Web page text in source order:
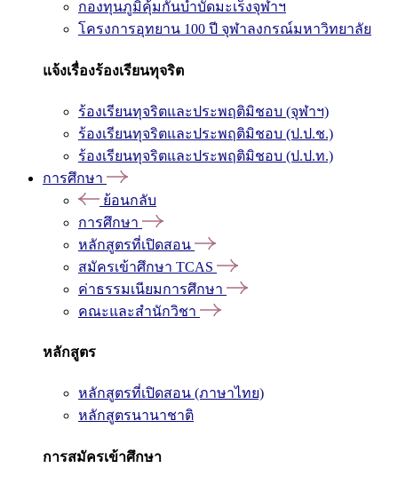
กองทุนภูมิคุ้มกันบำบัดมะเร็งจุฬาฯ
โครงการอุทยาน 100 ปี จุฬาลงกรณ์มหาวิทยาลัย
แจ้งเรื่องร้องเรียนทุจริต
ร้องเรียนทุจริตและประพฤติมิชอบ (จุฬาฯ)
ร้องเรียนทุจริตและประพฤติมิชอบ (ป.ป.ช.)
ร้องเรียนทุจริตและประพฤติมิชอบ (ป.ป.ท.)
การศึกษา
ย้อนกลับ
การศึกษา
หลักสูตรที่เปิดสอน
สมัครเข้าศึกษา TCAS
ค่าธรรมเนียมการศึกษา
คณะและสำนักวิชา
หลักสูตร
หลักสูตรที่เปิดสอน (ภาษาไทย)
หลักสูตรนานาชาติ
การสมัครเข้าศึกษา